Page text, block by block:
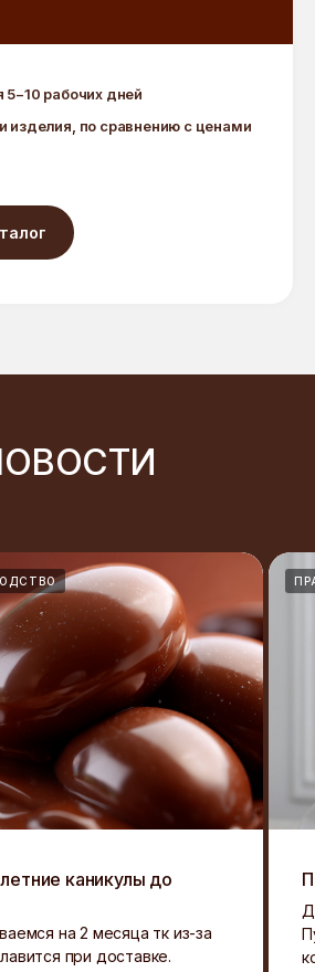
5−10 рабочих дней
изделия, по сравнению с ценами
каникулы до
на 2 месяца тк из-за
при доставке.